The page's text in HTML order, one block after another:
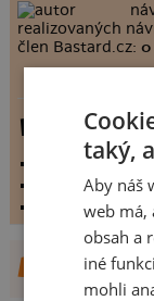
realizovaných
člen Bastard.cz:0
Wanted
vystaveno dne:
hodnoceno:61
komentářů:0
DALŠÍ
taký,
Aby náš
web má,
obsah a
iné
mohli